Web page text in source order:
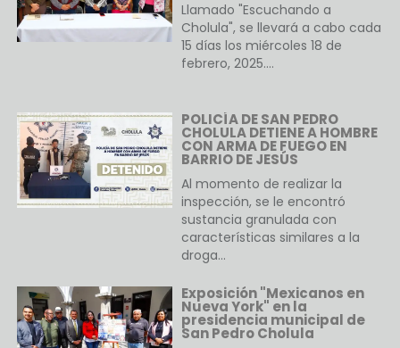
Llamado "Escuchando a
Cholula", se llevará a cabo cada
15 días los miércoles 18 de
febrero, 2025.…
POLICÍA DE SAN PEDRO
CHOLULA DETIENE A HOMBRE
CON ARMA DE FUEGO EN
BARRIO DE JESÚS
Al momento de realizar la
inspección, se le encontró
sustancia granulada con
características similares a la
droga…
Exposición "Mexicanos en
Nueva York" en la
presidencia municipal de
San Pedro Cholula